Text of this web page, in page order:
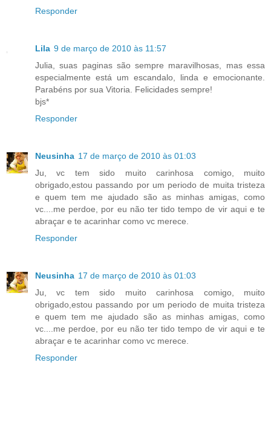
Responder
Lila 9 de março de 2010 às 11:57
Julia, suas paginas são sempre maravilhosas, mas essa
especialmente está um escandalo, linda e emocionante.
Parabéns por sua Vitoria. Felicidades sempre!
bjs*
Responder
Neusinha 17 de março de 2010 às 01:03
Ju, vc tem sido muito carinhosa comigo, muito
obrigado,estou passando por um periodo de muita tristeza
e quem tem me ajudado são as minhas amigas, como
vc....me perdoe, por eu não ter tido tempo de vir aqui e te
abraçar e te acarinhar como vc merece.
Responder
Neusinha 17 de março de 2010 às 01:03
Ju, vc tem sido muito carinhosa comigo, muito
obrigado,estou passando por um periodo de muita tristeza
e quem tem me ajudado são as minhas amigas, como
vc....me perdoe, por eu não ter tido tempo de vir aqui e te
abraçar e te acarinhar como vc merece.
Responder